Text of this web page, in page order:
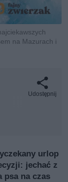
na Mazurach i
Udostępnij
urlop
jechać z
psa na czas